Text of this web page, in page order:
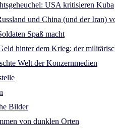
USA kritisieren Kuba
und China (und der Iran)
Spaß macht
hinter dem Krieg: der
Welt der Konzernmedien
Bilder
von dunklen Orten